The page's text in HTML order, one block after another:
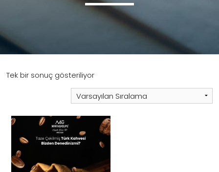
Sıkça Sorulan Sorular
Referanslarımız
Tek bir sonuç gösteriliyor